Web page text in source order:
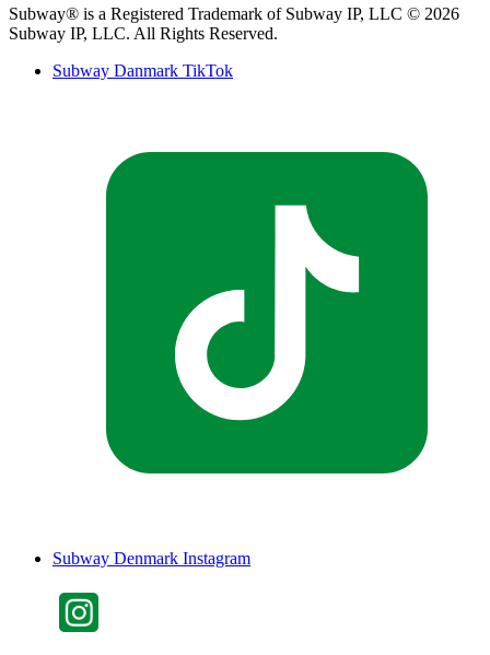
Subway® is a Registered Trademark of Subway IP, LLC © 2026
Subway IP, LLC. All Rights Reserved.​​​​‌ ‍ ​‍​‍‌‍ ‌ ​‍‌‍‍‌‌‍‌ ‌‍‍‌‌‍ ‍​‍​‍​ ‍‍​‍​‍‌ ​ ‌‍​‌‌‍ ‍‌‍‍‌‌ ‌​‌ ‍‌​‍ ‍‌‍‍‌‌‍ ​‍​‍​‍ ​​‍​‍‌‍‍​‌ ​‍‌‍‌‌‌‍‌‍​‍​‍​ ‍‍​‍​‍‌‍‍​‌ ‌​‌ ‌​‌ ​​‌ ​ ​ ‍‍​‍ ​‍ ‌‍ ‍‌‍ ‌ ​‍‌‍‌​‌‍‍‌‌‍​ ​‍ ‌‌‍​‍‌‍‍‌‌ ‌​‌‍‌‌‌ ​ ​‍ ‌‌‍‌ ‌ ​‍‌‍ ‌ ‌‌‌ ​​​‍ ‌‌ ​ ‌ ‌​‌ ‌‌‌‍‌​‌‍‍‌‌‍ ​‍ ‍‌ ‌‍‌‍‌‌‌ ​‍‌‍​ ‌‍‌‌‌‍ ​​‍ ‍‌‍​‌‌ ​​‌ ​​​‍ ‌‍‍‌‌‍ ‍‌ ‌​‌‍‌‌‌‍ ‍‌ ‌​​‍ ‌‍‌‌‌‍‌​‌‍‍‌‌ ‌​​‍ ‌‍ ‌‌‍ ‌‍‌​‌‍‌‌​ ‌‌ ​​‌ ​‍‌‍‌‌‌ ​ ‌‍‌‌‌‍ ‍‌ ‌​‌‍​‌‌ ‌​‌‍‍‌‌‍ ‌‍ ‍​ ‍ ‌‍‍‌‌‍‌​​ ‌​ ‌‍​ ​ ‌‍‌​​ ‌‌​ ​ ‌‍​‍​ ​‌​ ​​​‍ ‌​ ​‍​ ​‌​ ‌‌​ ​​​‍ ‌​ ‌​‌‍​ ‌‍​ ​ ​​​‍ ‌​ ‍​‌‍‌‌​ ‍‌​ ​‍​‍ ‌​ ‌ ‌‍‌‌​ ​‍​ ​‌​ ​‍​ ​ ​ ​ ‌‍‌‍‌‍​‍​ ‌‌​ ‍​‌‍​‌​ ‍ ‌ ‌​‌ ‍‌‌ ​​‌‍‌‌​ ‌‌ ‌ ‌‍‌‌‌‍​‍‌ ​ ‌‍‍‌‌ ‌​‌‍‌‌‌​‌‍‌‍ ‌‍ ‌ ‌​‌‍‌‌‌ ​‍​ ‍ ‌ ​​‌‍​‌‌ ‌​‌‍‍​​ ‌‌‍​ ‌‍ ‌ ​​‌ ‍‌‌ ​‍‌‍‍‌‌‍‌ ‌‍‍​‌ ‌​‌​ ‍‌‍ ‌ ‌​‌‍‍‌‌‍​ ‌‍‌‌​‍‌‌​ ‌‌‌​​‍‌‌ ‌‍‍ ‌‍‌‌‌ ‍‌​‍‌‌​ ​ ‌​‌​​‍‌‌​ ​ ‌​‌​​‍‌‌​ ​‍​ ​‍‌‍‌​‌‍​‌​‍‌‌​ ​‍​ ​‍​‍‌‌​ ‌‌‌​‌​​‍ ‍‌ ‌‍‌‍​‌‌‍ ​‌ ‌‌‌‍‌‌​ ‌‍​‍‌‍​‌‌ ​ ‌‍‌‌‌‌‌‌‌ ​‍‌‍ ​​ ‌‌‍‍​‌ ‌​‌ ‌​‌ ​​‌ ​ ​‍‌‌​ ​ ‌​​‌​‍‌‌​ ​‍‌​‌‍​‍‌‌​ ​‍‌​‌‍‌‍ ‍‌‍ ‌ ​‍‌‍‌​‌‍‍‌‌‍​ ​‍ ‌‌‍​‍‌‍‍‌‌ ‌​‌‍‌‌‌ ​ ​‍ ‌‌‍‌ ‌ ​‍‌‍ ‌ ‌‌‌ ​​​‍ ‌‌ ​ ‌ ‌​‌ ‌‌‌‍‌​‌‍‍‌‌‍ ​‍ ‍‌ ‌‍‌‍‌‌‌ ​‍‌‍​ ‌‍‌‌‌‍ ​​‍ ‍‌‍​‌‌ ​​‌ ​​​‍‌‍‌‍‍‌‌‍‌​​ ‌​ ‌‍​ ​ ‌‍‌​​ ‌‌​ ​ ‌‍​‍​ ​‌​ ​​​‍ ‌​ ​‍​ ​‌​ ‌‌​ ​​​‍ ‌​ ‌​‌‍​ ‌‍​ ​ ​​​‍ ‌​ ‍​‌‍‌‌​ ‍‌​ ​‍​‍ ‌​ ‌ ‌‍‌‌​ ​‍​ ​‌​ ​‍​ ​ ​ ​ ‌‍‌‍‌‍​‍​ ‌‌​ ‍​‌‍​‌​‍‌‍‌ ‌​‌ ‍‌‌ ​​‌‍‌‌​ ‌‌ ‌ ‌‍‌‌‌‍​‍‌ ​ ‌‍‍‌‌ ‌​‌‍‌‌‌​‌‍‌‍ ‌‍ ‌ ‌​‌‍‌‌‌ ​‍​‍‌‍‌ ​​‌‍​‌‌ ‌​‌‍‍​​ ‌‌‍​ ‌‍ ‌ ​​‌ ‍‌‌ ​‍‌‍‍‌‌‍‌ ‌‍‍​‌ ‌​‌​ ‍‌‍ ‌ ‌​‌‍‍‌‌‍​ ‌‍‌‌​‍‌‌​ ‌‌‌​​‍‌‌ ‌‍‍ ‌‍‌‌‌ ‍‌​‍‌‌​ ​ ‌​‌​​‍‌‌​ ​ ‌​‌​​‍‌‌​ ​‍​ ​‍‌‍‌​‌‍​‌​‍‌‌​ ​‍​ ​‍​‍‌‌​ ‌‌‌​‌​​‍ ‍‌ ‌‍‌‍​‌‌‍ ​‌ ‌‌‌‍‌‌​‍‌‍‌ ​​‌‍‌‌‌ ​‍‌ ​ ‌ ​​‌‍‌‌‌‍​ ‌ ‌​‌‍‍‌‌ ‌‍‌‍‌‌​ ‌‌ ​​‌ ‌‌‌‍​‍‌‍ ​‌‍‍‌‌ ​ ‌‍‍​‌‍‌‌‌‍‌​​‍​‍‌ ‌
Subway Danmark TikTok
Subway Denmark Instagram